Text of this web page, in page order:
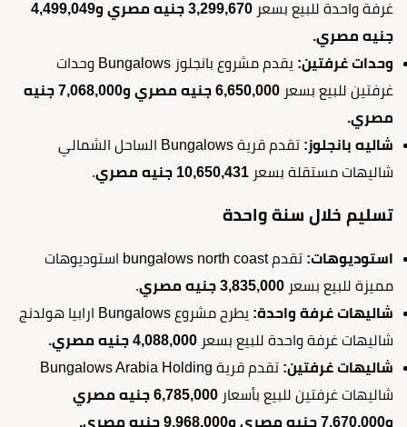
غرفة واحدة للبيع بسعر
3,299,670 جنيه مصري و4,499,049
جنيه مصري.
وحدات غرفتين:
يقدم مشروع بانجلوز Bungalows وحدات
غرفتين للبيع بسعر
6,650,000 جنيه مصري و7,068,000 جنيه
مصري.
شاليه بانجلوز:
تقدم قرية Bungalows الساحل الشمالي
شاليهات مستقلة بسعر 10,650,431 جنيه مصري .
تسليم خلال سنة واحدة
استوديوهات:
تقدم bungalows north coast استوديوهات
مميزة للبيع بسعر
.
شاليهات غرفة واحدة:
يطرح مشروع Bungalows ارابيا هولدنج
شاليهات غرفة واحدة للبيع بسعر
شاليهات غرفتين:
تقدم قرية Bungalows Arabia Holding
شاليهات غرفتين للبيع بأسعار
6,785,000 جنيه مصري
و7,670,000 جنيه مصري و9,968,000 جنيه مصري.